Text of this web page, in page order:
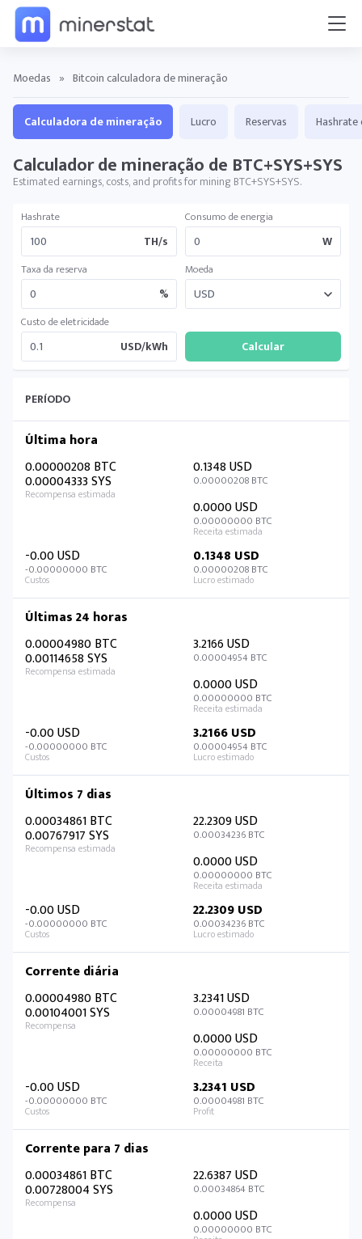
Moedas » Bitcoin calculadora de mineração
Calculadora de mineração Lucro Reservas
Calculador de mineração de BTC+SYS+SYS
Estimated earnings, costs, and profits for mining BTC+SYS+SYS.
Hashrate
TH/s
Consumo de energia
W
Taxa da reserva
%
Moeda
Custo de eletricidade
USD/kWh
PERÍODO
Última hora
0.00000208 BTC
0.00004333 SYS
0.1348 USD
0.00000208 BTC
0.0000 USD
0.00000000 BTC
-0.00 USD
-0.00000000 BTC
0.1348 USD
0.00000208 BTC
Últimas 24 horas
0.00004980 BTC
0.00114658 SYS
3.2166 USD
0.00004954 BTC
0.0000 USD
0.00000000 BTC
-0.00 USD
-0.00000000 BTC
3.2166 USD
0.00004954 BTC
Últimos 7 dias
0.00034861 BTC
0.00767917 SYS
22.2309 USD
0.00034236 BTC
0.0000 USD
0.00000000 BTC
-0.00 USD
-0.00000000 BTC
22.2309 USD
0.00034236 BTC
Corrente diária
0.00004980 BTC
0.00104001 SYS
3.2341 USD
0.00004981 BTC
0.0000 USD
0.00000000 BTC
-0.00 USD
-0.00000000 BTC
3.2341 USD
0.00004981 BTC
Corrente para 7 dias
0.00034861 BTC
0.00728004 SYS
22.6387 USD
0.00034864 BTC
0.0000 USD
0.00000000 BTC